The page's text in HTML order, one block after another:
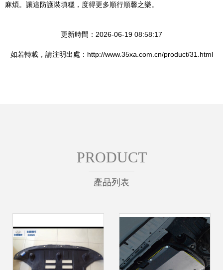
麻煩。讓這防護裝填穩，度得更多順行順馨之樂。
更新時間：2026-06-19 08:58:17
如若轉載，請注明出處：http://www.35xa.com.cn/product/31.html
PRODUCT
產品列表